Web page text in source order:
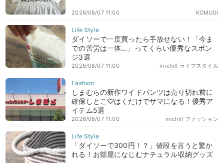
KOMUGI
2026/08/07 11:00
ダイソーで一度買ったら手放せない！「今ま
での苦労は一体…」ってくらい優秀なスポン
ジ3選
michill ライフスタイル
2026/08/07 11:00
しまむらの新作ワイドパンツは売り切れ前に
確保しとこ♡はくだけでサマになる！優秀ア
イテム5選
michill ファッション
2026/08/07 11:00
「ダイソーで300円！？」値段を言うと驚か
れる！お部屋になじむナチュラル収納グッズ